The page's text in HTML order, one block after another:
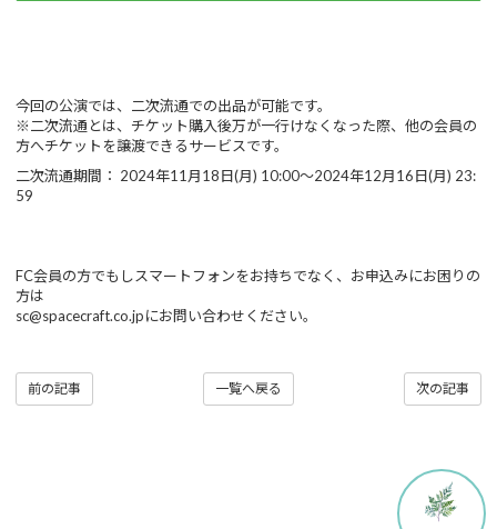
今回の公演では、二次流通での出品が可能です。
※二次流通とは、チケット購入後万が一行けなくなった際、他の会員の
方へチケットを譲渡できるサービスです。
二次流通期間： 2024年11月18日(月) 10:00〜2024年12月16日(月) 23:
59
FC会員の方でもしスマートフォンをお持ちでなく、お申込みにお困りの
方は
sc@spacecraft.co.jpにお問い合わせください。
次の記事
一覧へ戻る
前の記事